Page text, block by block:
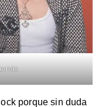
porque sin duda